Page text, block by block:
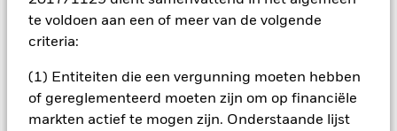
te voldoen aan een of meer van de volgende
criteria:
(1) Entiteiten die een vergunning moeten hebben
of gereglementeerd moeten zijn om op financiële
markten actief te mogen zijn. Onderstaande lijst
het rendement van beleggingen kunnen dalen en stijgen, en
zijn niet gegarandeerd. Beleggers verliezen mogelijk hun
oorspronkelijke inleg.
Het fonds belegt voor een groot deel in effecten die
betreffende valutakoersen zullen invloed hebben op de
waarde van de belegging. Het fonds belegt in vastrentende